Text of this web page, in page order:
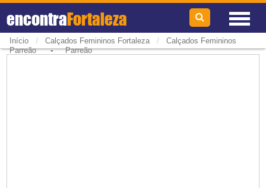
encontraFortaleza
Início / Calçados Femininos Fortaleza / Calçados Femininos
Parreão-Parreão